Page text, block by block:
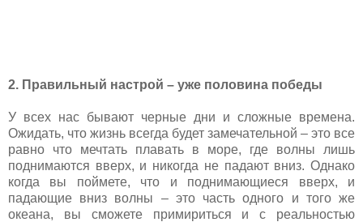
2. Правильный настрой – уже половина победы
У всех нас бывают черные дни и сложные времена.
Ожидать, что жизнь всегда будет замечательной – это все
равно что мечтать плавать в море, где волны лишь
поднимаются вверх, и никогда не падают вниз. Однако
когда вы поймете, что и поднимающиеся вверх, и
падающие вниз волны – это часть одного и того же
океана, вы сможете примириться и с реальностью